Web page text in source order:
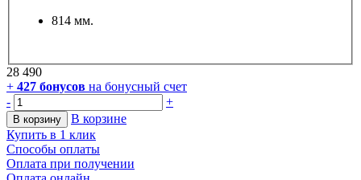
814 мм.
28 490
+ 427 бонусов на бонусный счет
-
+
В корзину
В корзине
Купить в 1 клик
Способы оплаты
Оплата при получении